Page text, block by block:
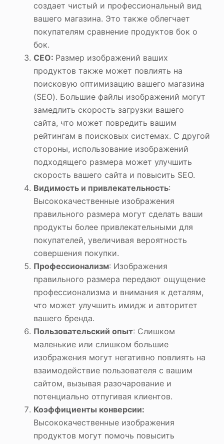
создает чистый и профессиональный вид
вашего магазина. Это также облегчает
покупателям сравнение продуктов бок о
бок.
СЕО: Размер изображений ваших
продуктов также может повлиять на
поисковую оптимизацию вашего магазина
(SEO). Большие файлы изображений могут
замедлить скорость загрузки вашего
сайта, что может повредить вашим
рейтингам в поисковых системах. С другой
стороны, использование изображений
подходящего размера может улучшить
скорость вашего сайта и повысить SEO.
Видимость и привлекательность:
Высококачественные изображения
правильного размера могут сделать ваши
продукты более привлекательными для
покупателей, увеличивая вероятность
совершения покупки.
Профессионализм: Изображения
правильного размера передают ощущение
профессионализма и внимания к деталям,
что может улучшить имидж и авторитет
вашего бренда.
Пользовательский опыт: Слишком
маленькие или слишком большие
изображения могут негативно повлиять на
взаимодействие пользователя с вашим
сайтом, вызывая разочарование и
потенциально отпугивая клиентов.
Коэффициенты конверсии:
Высококачественные изображения
продуктов могут помочь повысить